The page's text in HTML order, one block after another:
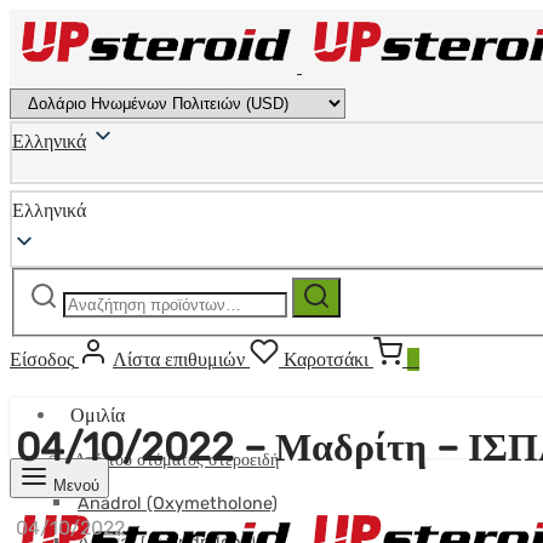
Ελληνικά
Ελληνικά
Αναζήτηση
Αναζήτηση
Είσοδος Λίστα επιθυμιών Καροτσάκι
Ομιλία
Από του στόματος στεροειδή
Anadrol (Oxymetholone)
Μενού
04/10/2022 – Μαδρίτη –
04/10/2022